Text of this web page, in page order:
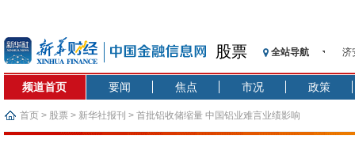
股票 全站导航
济
【
济
频道首页 要闻 焦点 市况 政策
首页 > 股票 > 新华社报刊 > 首批铝收储缩量 中国铝业难言业绩影响